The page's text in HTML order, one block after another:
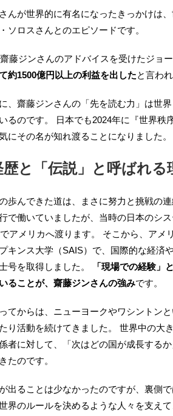
んが世界的に有名になったきっかけは
ソロスさんとのエピソードです。
藤ジンさんのアドバイスを受けたジョ
約1500億円以上の利益を出したと言わ
、齋藤ジンさんの「先を読む力」は世
るのです。 日本でも2024年に『世界秩
にその名が知れ渡ることになりました。
と「伝説」と呼ばれる
歩んできた道は、まさに努力と挑戦の
で働いていましたが、当時の日本のシス
アメリカへ渡ります。 そこから、アメ
キンス大学（SAIS）で、国際的な経済
号を取得しました。
「現場での経験」
ることが、齋藤ジンさんの強みです。
てからは、ニューヨークやワシントン
り活動を続けてきました。 世界中の大
者に対して、「次はどの国が成長する
たのです。
出ることは少なかったのですが、裏側
界のルールを決めるような人々を支え